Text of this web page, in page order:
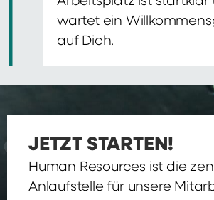
wartet ein
auf Dich.
JETZT STARTEN!
Human Resources ist die
Anlaufstelle für unsere